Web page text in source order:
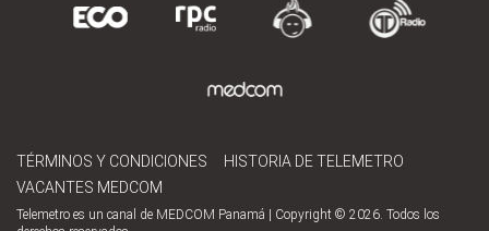
TÉRMINOS Y CONDICIONES
HISTORIA DE TELEMETRO
VACANTES MEDCOM
Telemetro es un canal de MEDCOM Panamá | Copyright © 2026. Todos los